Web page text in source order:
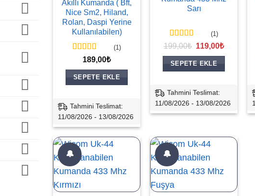
Akıllı Kumanda ( Bft,
Nice Sm2, Hiland,
Rolan, Daspi Yerine
Kullanılabilen)
5 üzerinden
oy aldı
(1)
189,00₺
SEPETE EKLE
Tahmini Teslimat:
11/08/2026 - 13/08/2026
Sarı
5 üzerinden
oy aldı
(1)
199,00₺ Orijinal
199,00₺.
119,00₺Şu
SEPETE EKLE
Tahmini Teslimat:
11/08/2026 - 13/08/2026
🔔 🔔